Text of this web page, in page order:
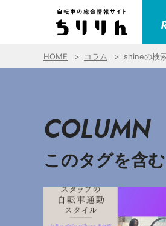
HOME コラム shineの検
COLUMN
このタグを含